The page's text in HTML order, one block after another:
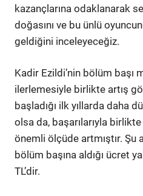
kazançlarına odaklanarak
doğasını ve bu ünlü
geldiğini inceleyeceğiz.
Kadir Ezildi’nin bölüm başı
ilerlemesiyle birlikte artış
başladığı ilk yıllarda daha
olsa da, başarılarıyla
önemli ölçüde artmıştır. Şu
bölüm başına aldığı ücret
TL’dir.